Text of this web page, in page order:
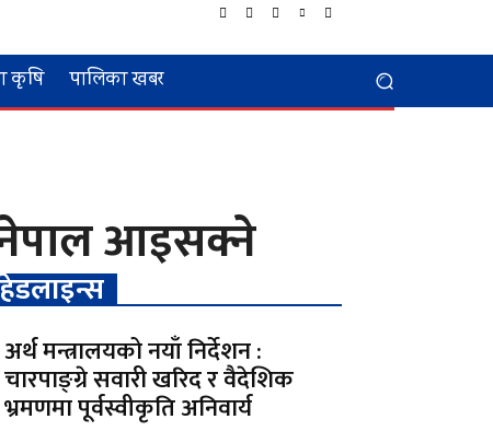
कृषि पालिका खबर
नेपाल आइसक्ने
हेडलाइन्स
अर्थ मन्त्रालयको नयाँ निर्देशन :
चारपाङ्ग्रे सवारी खरिद र वैदेशिक
भ्रमणमा पूर्वस्वीकृति अनिवार्य